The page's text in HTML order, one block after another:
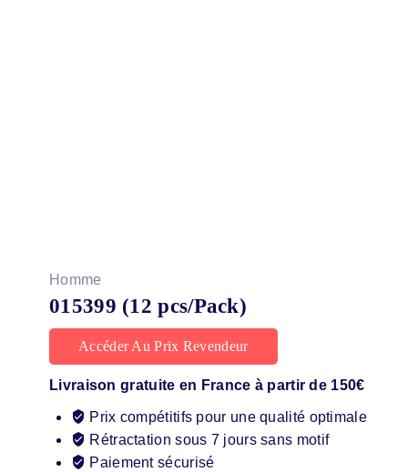
Homme
015399 (12 pcs/Pack)
Accéder Au Prix Revendeur
Livraison gratuite en France à partir de 150€
Prix compétitifs pour une qualité optimale
Rétractation sous 7 jours sans motif
Paiement sécurisé